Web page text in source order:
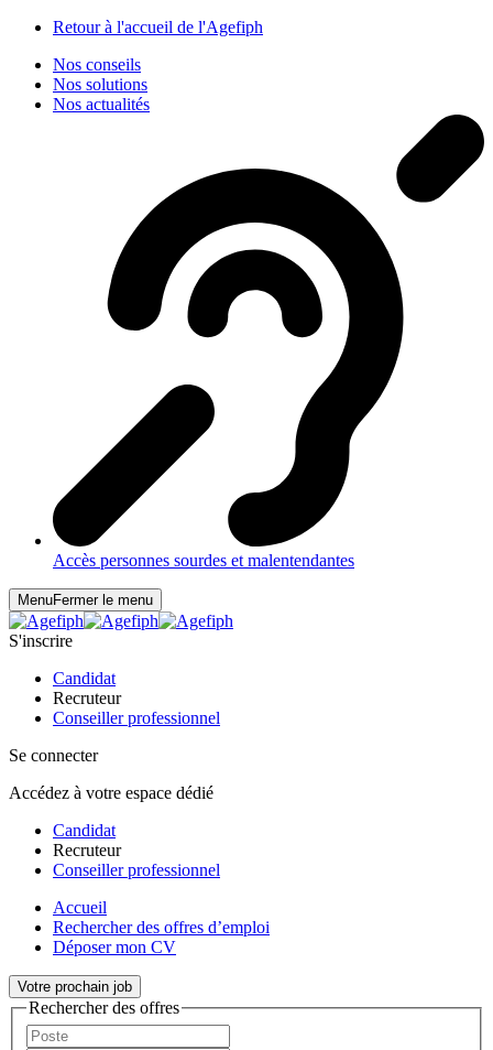
Retour à l'accueil de l'Agefiph
Nos conseils
Nos solutions
Nos actualités
Accès personnes sourdes et malentendantes
MenuFermer le menu
S'inscrire
Candidat
Recruteur
Conseiller professionnel
Se connecter
Accédez à votre espace dédié
Candidat
Recruteur
Conseiller professionnel
Accueil
Rechercher des offres d’emploi
Déposer mon CV
Votre prochain job
Rechercher des offres